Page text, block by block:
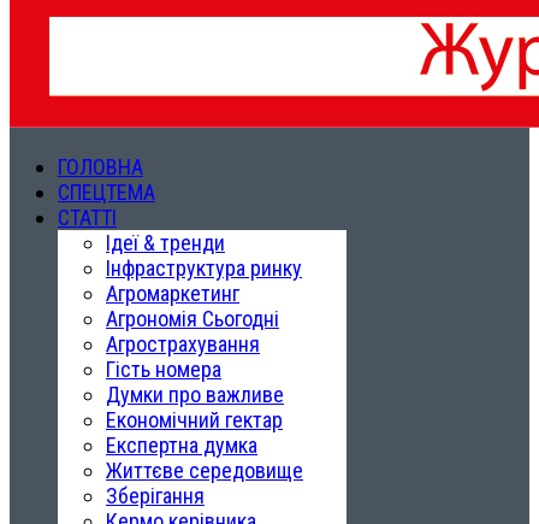
ГОЛОВНА
СПЕЦТЕМА
СТАТТІ
Ідеї & тренди
Інфраструктура ринку
Агромаркетинг
Агрономія Сьогодні
Агрострахування
Гість номера
Думки про важливе
Економічний гектар
Експертна думка
Життєве середовище
Зберігання